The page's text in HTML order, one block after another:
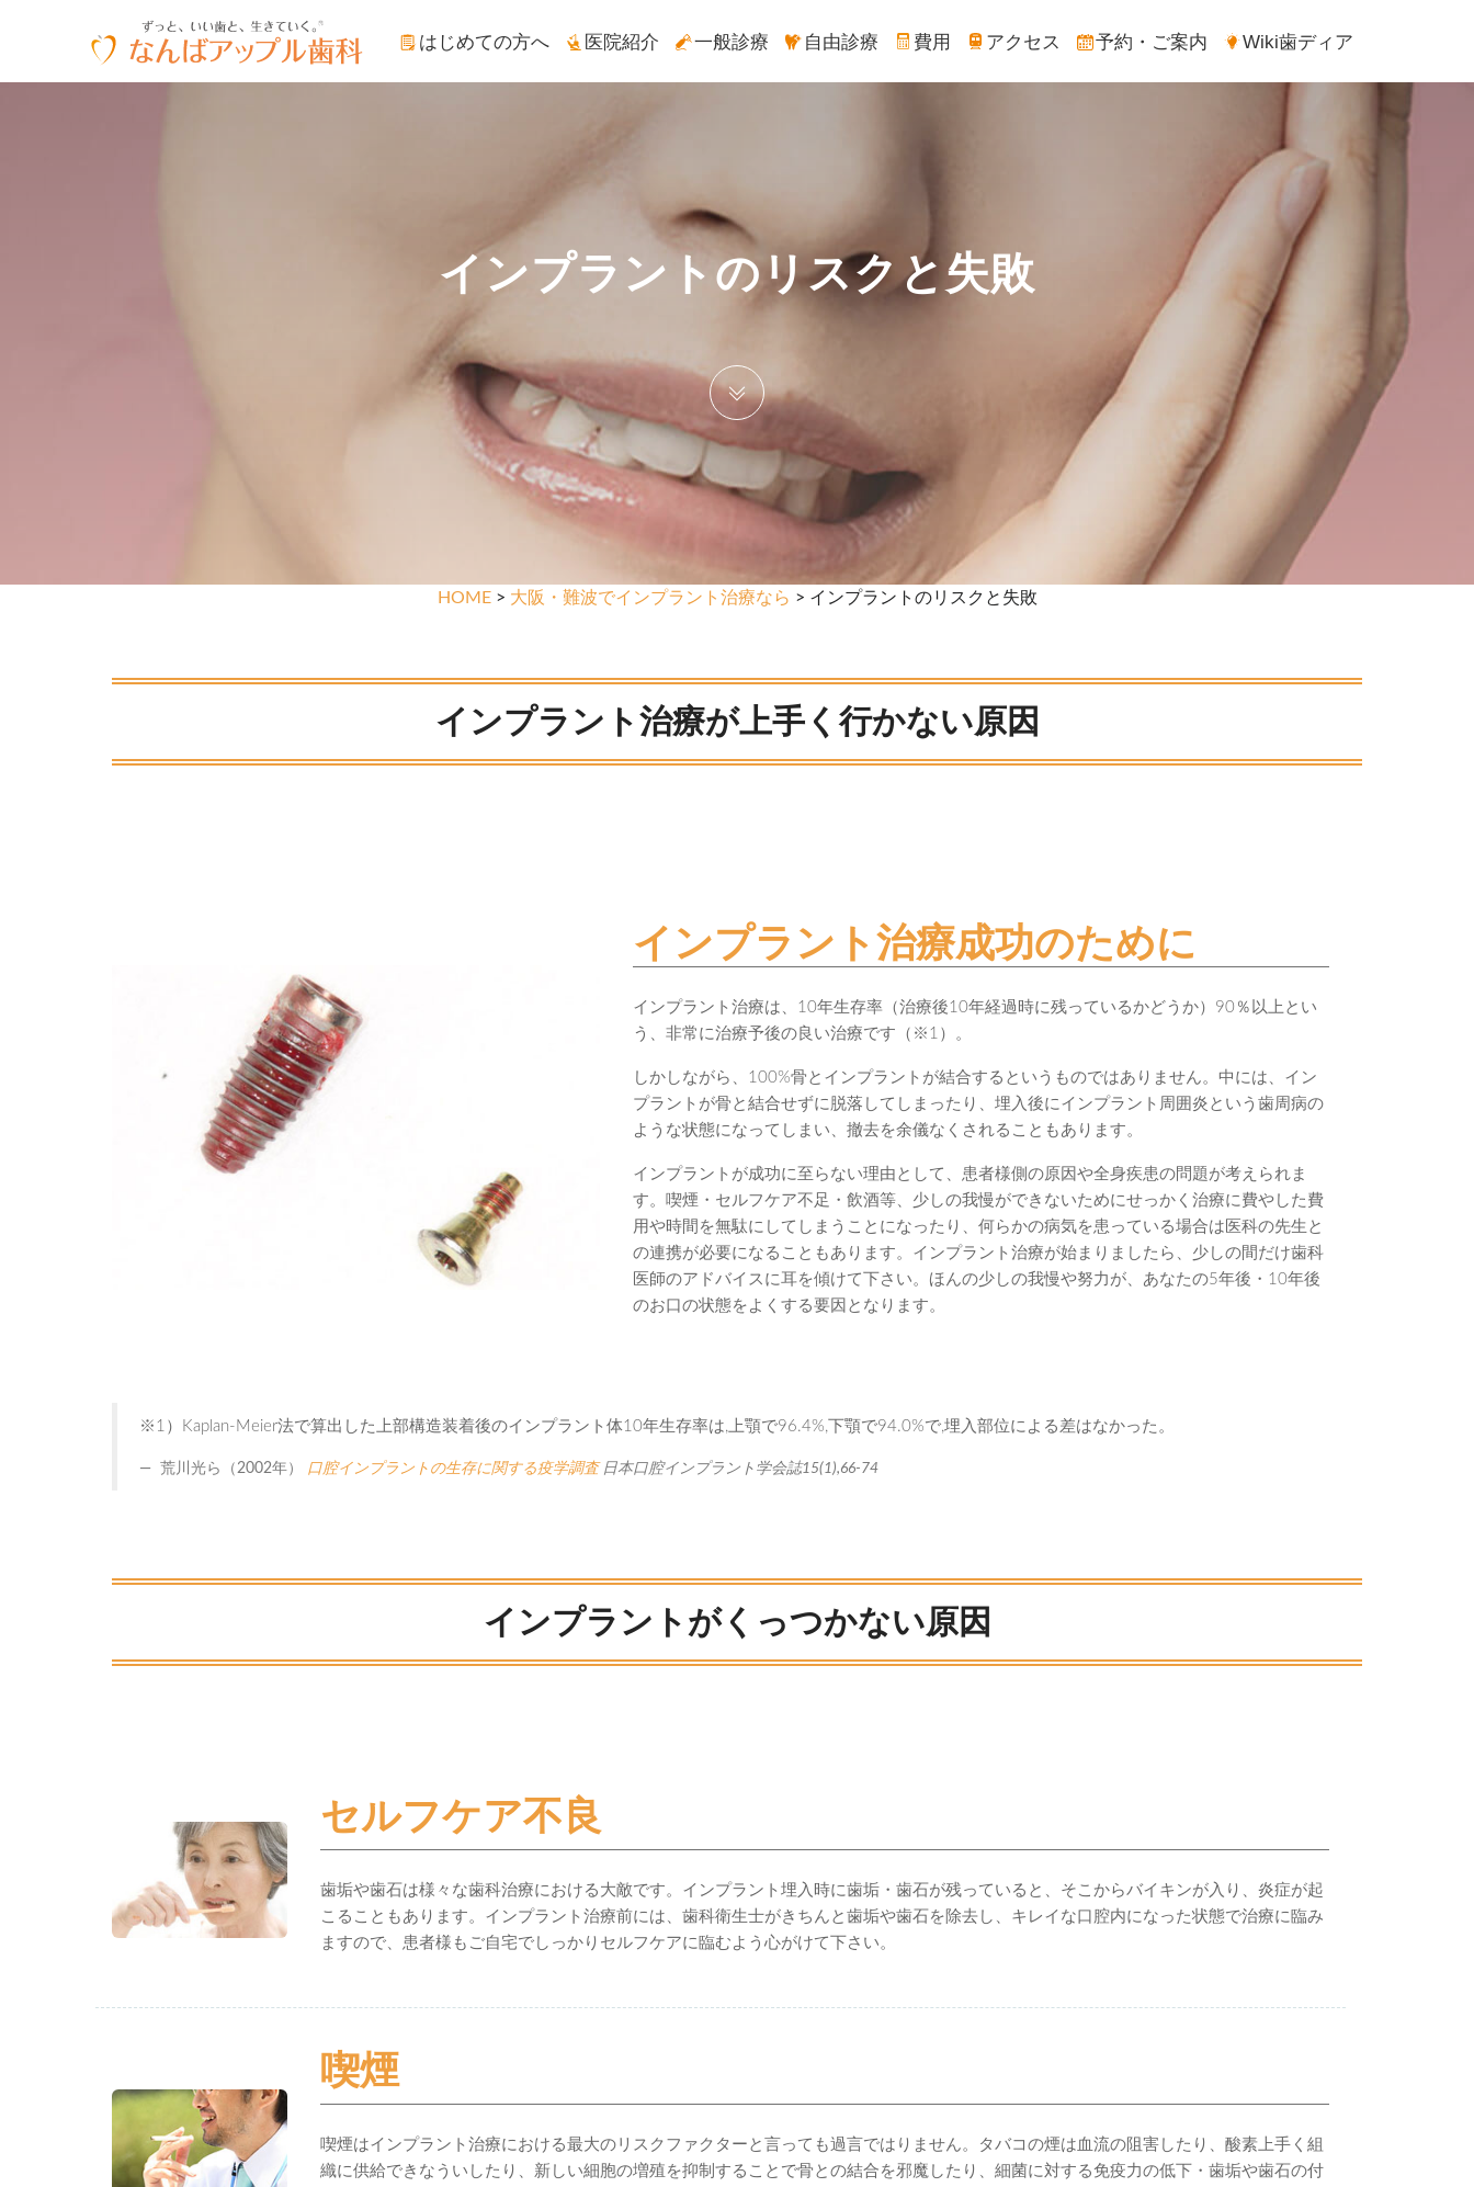
はじめての方へ 医院紹介 一般診療 自由診療 費用 アクセス 予約・ご案内 Wiki歯ディア
インプラントのリスクと失敗
HOME> 大阪・難波でインプラント治療なら > インプラントのリスクと失敗
インプラント治療が上手く行かない原因
インプラント治療成功のために
インプラント治療は、10年生存率（治療後10年経過時に残っているかどうか）90％以上とい
う、非常に治療予後の良い治療です（※1）。
しかしながら、100%骨とインプラントが結合するというものではありません。中には、イン
プラントが骨と結合せずに脱落してしまったり、埋入後にインプラント周囲炎という歯周病の
ような状態になってしまい、撤去を余儀なくされることもあります。
インプラントが成功に至らない理由として、患者様側の原因や全身疾患の問題が考えられま
す。喫煙・セルフケア不足・飲酒等、少しの我慢ができないためにせっかく治療に費やした費
用や時間を無駄にしてしまうことになったり、何らかの病気を患っている場合は医科の先生と
の連携が必要になることもあります。インプラント治療が始まりましたら、少しの間だけ歯科
医師のアドバイスに耳を傾けて下さい。ほんの少しの我慢や努力が、あなたの5年後・10年後
のお口の状態をよくする要因となります。
※1）Kaplan-Meier法で算出した上部構造装着後のインプラント体10年生存率は,上顎で96.4%,下顎で94.0%で,埋入部位による差はなかった。
荒川光ら（2002年） 口腔インプラントの生存に関する疫学調査日本口腔インプラント学会誌15(1),66-74
インプラントがくっつかない原因
セルフケア不良
歯垢や歯石は様々な歯科治療における大敵です。インプラント埋入時に歯垢・歯石が残っていると、そこからバイキンが入り、炎症が起
こることもあります。インプラント治療前には、歯科衛生士がきちんと歯垢や歯石を除去し、キレイな口腔内になった状態で治療に臨み
ますので、患者様もご自宅でしっかりセルフケアに臨むよう心がけて下さい。
喫煙
喫煙はインプラント治療における最大のリスクファクターと言っても過言ではりません。タバコの煙は血流の阻害したり、酸素上手く組
織に供給できなういしたり、新しい細胞の増殖を抑制することで骨との結合を邪魔したり、細菌に対する免疫力の低下・歯垢や歯石の付